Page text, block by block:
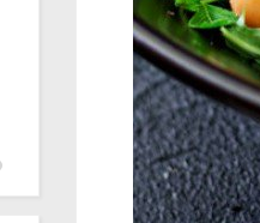
انشودة لم الشمل
أناشيد غزة
19366 | 2025-04-09